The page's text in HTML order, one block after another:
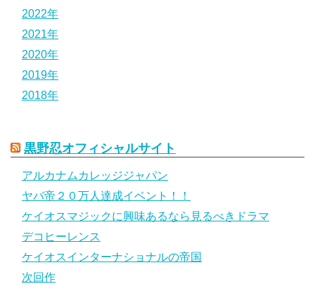
2022年
2021年
2020年
2019年
2018年
黒野忍オフィシャルサイト
アルカナムカレッジジャパン
ヤバ帝２０万人達成イベント！！
ケイオスマジックに興味あるなら見るべきドラマ
デコヒーレンス
ケイオスインターナショナルの帝国
次回作